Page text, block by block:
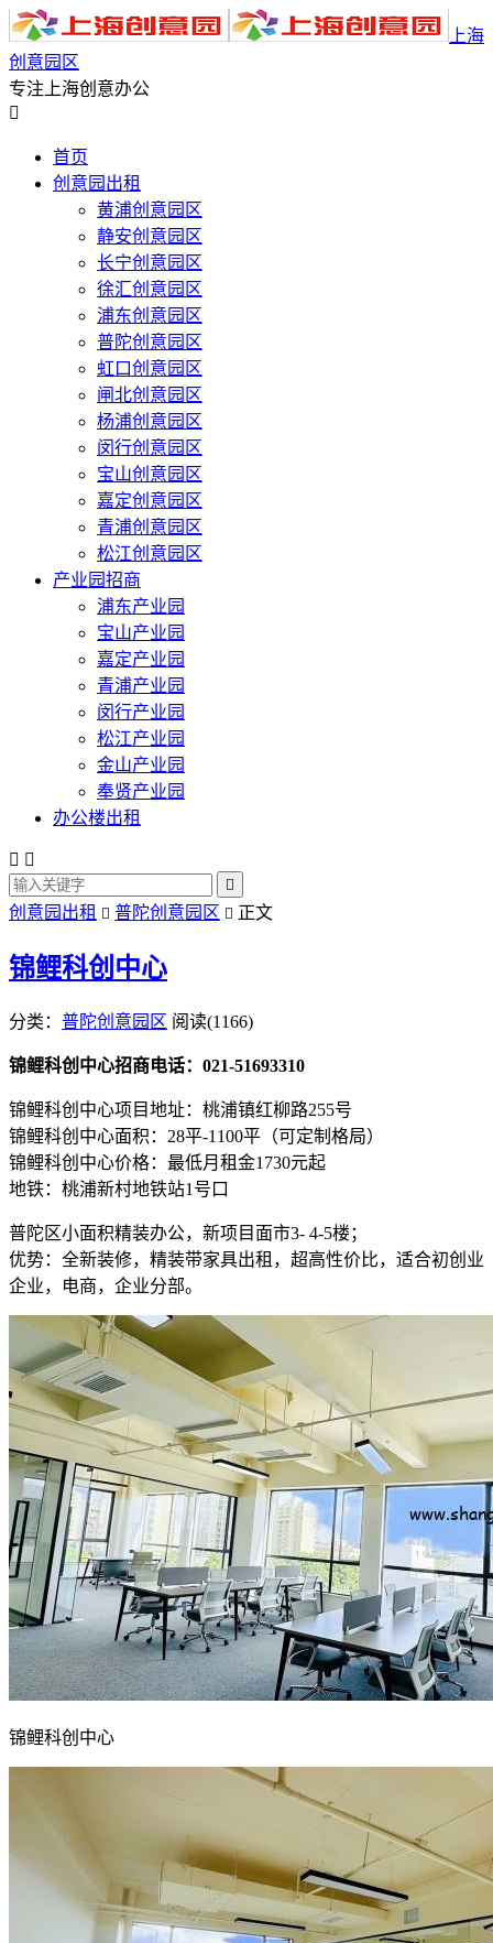
上海
创意园区
专注上海创意办公

首页
创意园出租
黄浦创意园区
静安创意园区
长宁创意园区
徐汇创意园区
浦东创意园区
普陀创意园区
虹口创意园区
闸北创意园区
杨浦创意园区
闵行创意园区
宝山创意园区
嘉定创意园区
青浦创意园区
松江创意园区
产业园招商
浦东产业园
宝山产业园
嘉定产业园
青浦产业园
闵行产业园
松江产业园
金山产业园
奉贤产业园
办公楼出租
 

创意园出租  普陀创意园区  正文
锦鲤科创中心
分类： 普陀创意园区 阅读(1166)
锦鲤科创中心招商电话：021-51693310
锦鲤科创中心项目地址：桃浦镇红柳路255号
锦鲤科创中心面积：28平-1100平（可定制格局）
锦鲤科创中心价格：最低月租金1730元起
地铁：桃浦新村地铁站1号口
普陀区小面积精装办公，新项目面市3- 4-5楼；
优势：全新装修，精装带家具出租，超高性价比，适合初创业
企业，电商，企业分部。
锦鲤科创中心